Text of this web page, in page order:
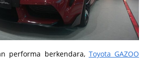
performa berkendara, Toyota GAZOO